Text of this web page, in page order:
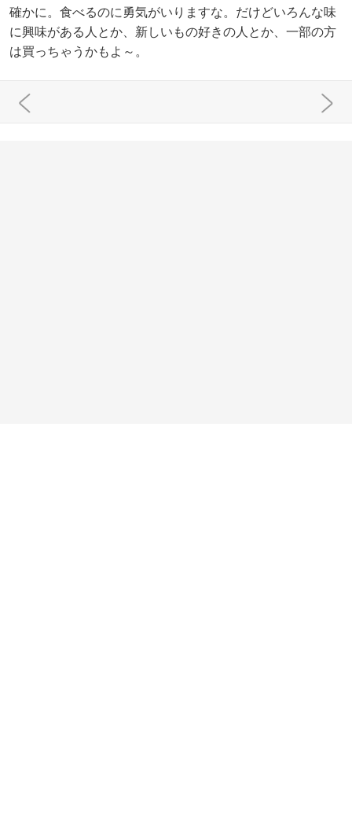
確かに。食べるのに勇気がいりますな。だけどいろんな味
に興味がある人とか、新しいもの好きの人とか、一部の方
は買っちゃうかもよ～。